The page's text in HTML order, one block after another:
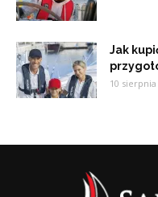
Jak
10 sierpnia